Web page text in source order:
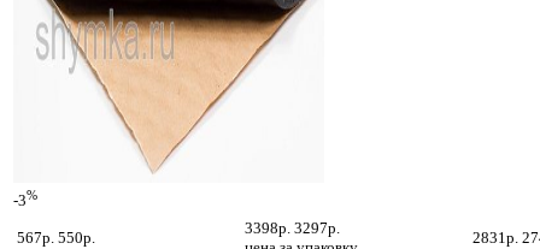
-3%
567р. 550р.
3398р. 3297р.
2831р.